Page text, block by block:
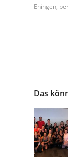
Ehingen
Das